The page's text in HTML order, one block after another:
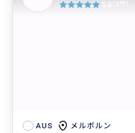
AUS メルボルン
5.0 (5件)